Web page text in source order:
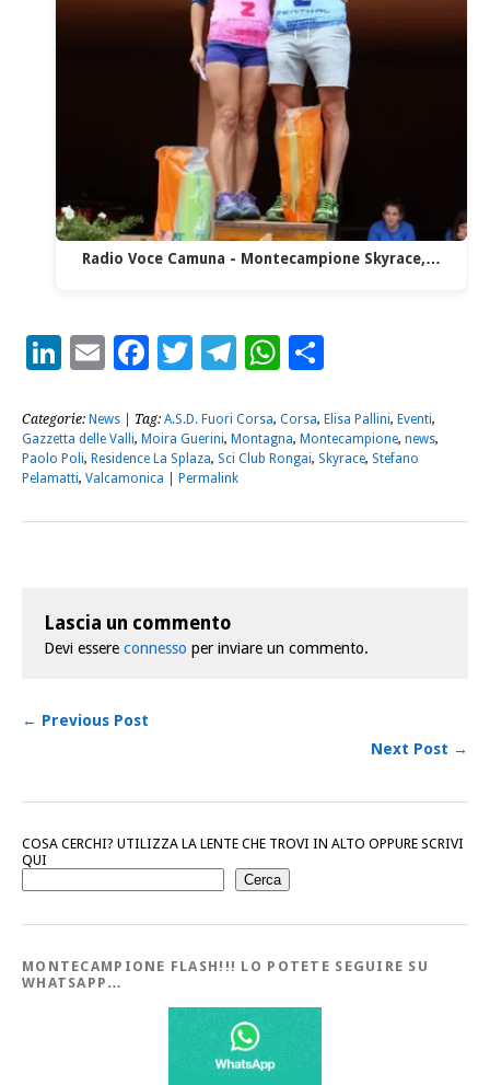
Radio Voce Camuna - Montecampione Skyrace,…
LinkedIn
EmailFacebook
Twitter
Telegram
WhatsApp
Categorie: News | Tag: A.S.D. Fuori Corsa, Corsa, Elisa Pallini, Eventi,
Gazzetta delle Valli, Moira Guerini, Montagna, Montecampione, news,
Paolo Poli, Residence La Splaza, Sci Club Rongai, Skyrace, Stefano
Pelamatti, Valcamonica Permalink
Lascia un commento
Devi essere connesso per inviare un commento.
← Previous Post
Next Post →
COSA CERCHI? UTILIZZA LA LENTE CHE TROVI IN ALTO OPPURE SCRIVI
QUI
Cerca
MONTECAMPIONE FLASH!!! LO POTETE SEGUIRE SU
WHATSAPP…